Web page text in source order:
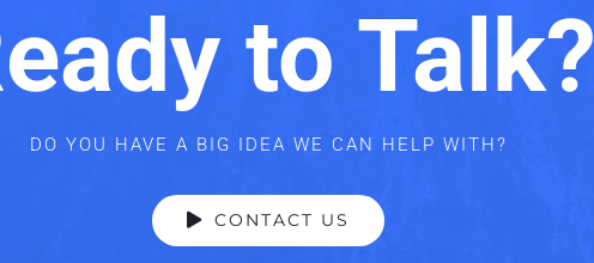
to Talk?
DO YOU HAVE A BIG IDEA WE CAN HELP WITH?
CONTACT US